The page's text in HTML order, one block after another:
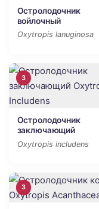
Остролодочник
войлочный
Oxytropis lanuginosa
3
Остролодочник
заключающий
Oxytropis includens
3